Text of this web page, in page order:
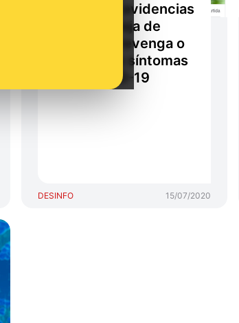
No, no hay evidencias
de que la hoja de
guayaba prevenga o
revierta los síntomas
de la COVID-19
DESINFO 15/07/2020